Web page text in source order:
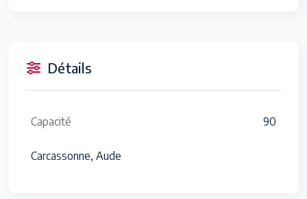
Détails
Capacité 90
Carcassonne, Aude